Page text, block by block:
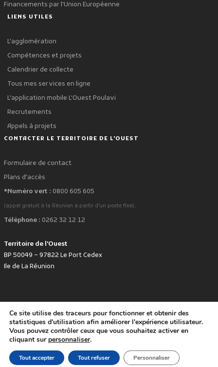
Financements par l'Union Européenne
LIENS UTILES
L'agglomération
Compétences et projets
Calendrier de collecte
Tous mes services en ligne
L'application mobile L'Ouest Poulavi
Recrutements
Appels à projets
CONTACTER LE TERRITOIRE DE L'OUEST
Formulaire de contact
Plans d'accès
*Numéro vert : 0800 605 605
(appel gratuit à la Réunion à partir d'un poste fixe).
Téléphone : 0262 32 12 12
Territoire de l'Ouest
BP 50049 – 97822 Le Port Cedex
Ile de La Réunion
Développé avec favoritepar le Territoire de l'Ouest © www.tco.re -2026.
Politique de protection des données personnelles
Mentions légales
Accessibilité : non conforme
Ce site utilise des traceurs pour fonctionner et obtenir des
statistiques d'utilisation afin améliorer l'expérience utilisateur.
Vous pouvez contrôler ceux que vous souhaitez activer en
cliquant sur personnaliser.
Tout accepter Tout refuser Personnaliser